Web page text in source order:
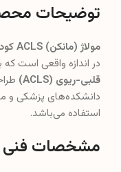
توضیحات
مولاژ (مانکن) ACLS کودک 5 ساله
در اندازه واقعی است
قلبی-ریوی (ACLS)
دانشکده‌های پزشکی و
استفاده می‌باشد.
مشخصات فنی